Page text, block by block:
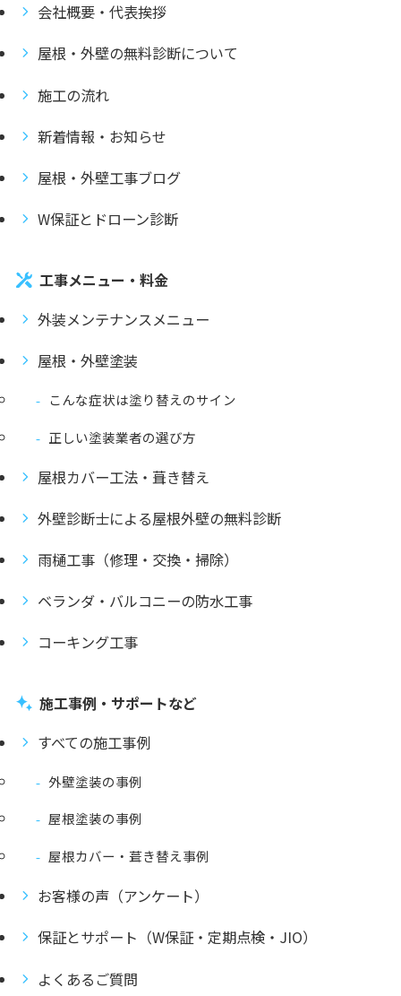
会社概要・代表挨拶
屋根・外壁の無料診断について
施工の流れ
新着情報・お知らせ
屋根・外壁工事ブログ
W保証とドローン診断
工事メニュー・料金
外装メンテナンスメニュー
屋根・外壁塗装
こんな症状は塗り替えのサイン
正しい塗装業者の選び方
屋根カバー工法・葺き替え
外壁診断士による屋根外壁の無料診断
雨樋工事（修理・交換・掃除）
ベランダ・バルコニーの防水工事
コーキング工事
施工事例・サポートなど
すべての施工事例
外壁塗装の事例
屋根塗装の事例
屋根カバー・葺き替え事例
お客様の声（アンケート）
保証とサポート（W保証・定期点検・JIO）
よくあるご質問